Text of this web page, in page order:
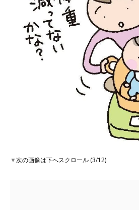
▼次の画像は下へスクロール (3/12)